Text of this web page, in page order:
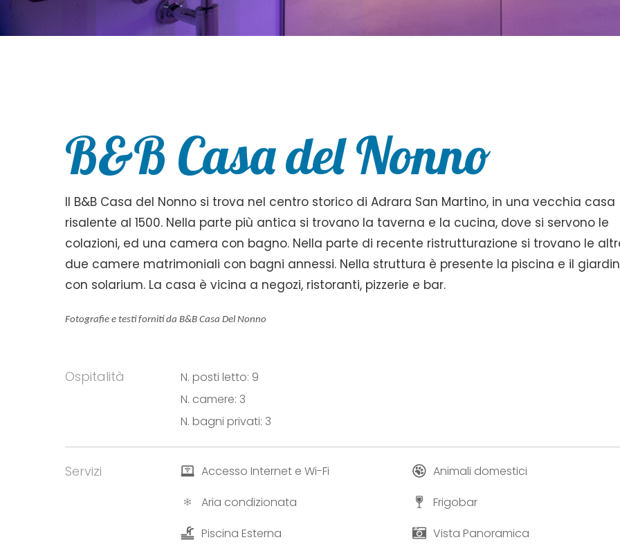
B&B Casa del Nonno
Il B&B Casa del Nonno si trova nel centro storico di Adrara San Martino, in una vecchia casa
risalente al 1500. Nella parte più antica si trovano la taverna e la cucina, dove si servono le
colazioni, ed una camera con bagno. Nella parte di recente ristrutturazione si trovano le
due camere matrimoniali con bagni annessi. Nella struttura è presente la piscina e il
con solarium. La casa è vicina a negozi, ristoranti, pizzerie e bar.
Fotografie e testi forniti da B&B Casa Del Nonno
Ospitalità
N. posti letto: 9
N. camere: 3
N. bagni privati: 3
Servizi Accesso Internet e Wi-Fi
Animali domestici
Aria condizionata
Frigobar
Piscina Esterna
Vista Panoramica